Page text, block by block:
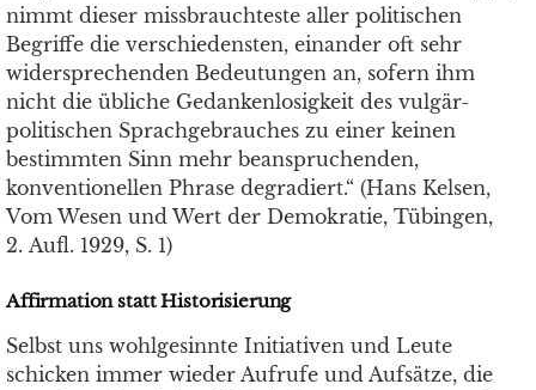
nimmt dieser missbrauchteste aller politischen
Begriffe die verschiedensten, einander oft sehr
widersprechenden Bedeutungen an, sofern ihm
nicht die übliche Gedankenlosigkeit des vulgär-
politischen Sprachgebrauches zu einer keinen
bestimmten Sinn mehr beanspruchenden,
konventionellen Phrase degradiert.“ (Hans Kelsen,
Vom Wesen und Wert der Demokratie, Tübingen,
2. Aufl. 1929, S. 1)
Affirmation statt Historisierung
Selbst uns wohlgesinnte Initiativen und Leute
schicken immer wieder Aufrufe und Aufsätze, die